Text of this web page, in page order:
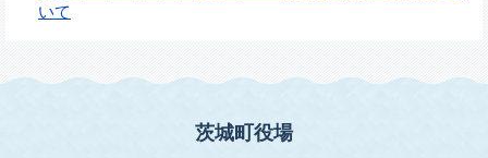
いて
茨城町役場